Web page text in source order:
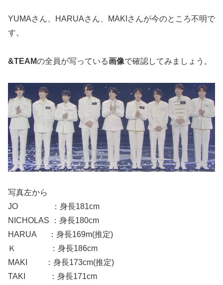
YUMAさん、HARUAさん、MAKIさんが今のところ不明で
す。
&TEAMの全員が写っている画像で確認してみましょう。
写真左から
JO
：身長181cm
NICHOLAS ：身長180cm
HARUA ：身長169m(推定)
Ｋ ：身長186cm
MAKI ：身長173cm(推定)
TAKI ：身長171cm